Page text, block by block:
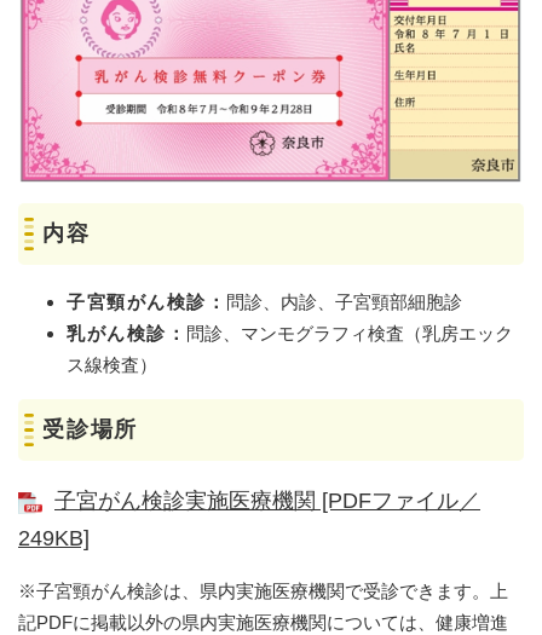
内容
子宮頸がん検診： 問診、内診、子宮頸部細胞診
乳がん検診： 問診、マンモグラフィ検査（乳房エック
ス線検査）
受診場所
子宮がん検診実施医療機関 [PDFファイル／
249KB]
※子宮頸がん検診は、県内実施医療機関で受診できます。上
記PDFに掲載以外の県内実施医療機関については、健康増進